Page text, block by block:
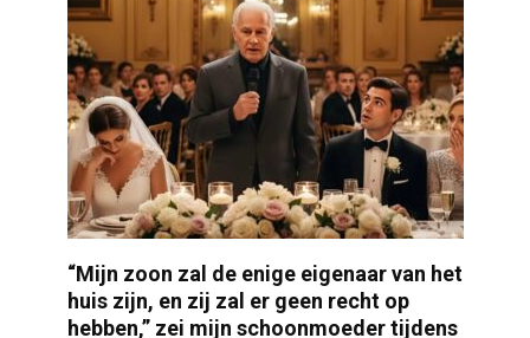
“Mijn zoon zal de enige eigenaar van het
huis zijn, en zij zal er geen recht op
hebben,” zei mijn schoonmoeder tijdens